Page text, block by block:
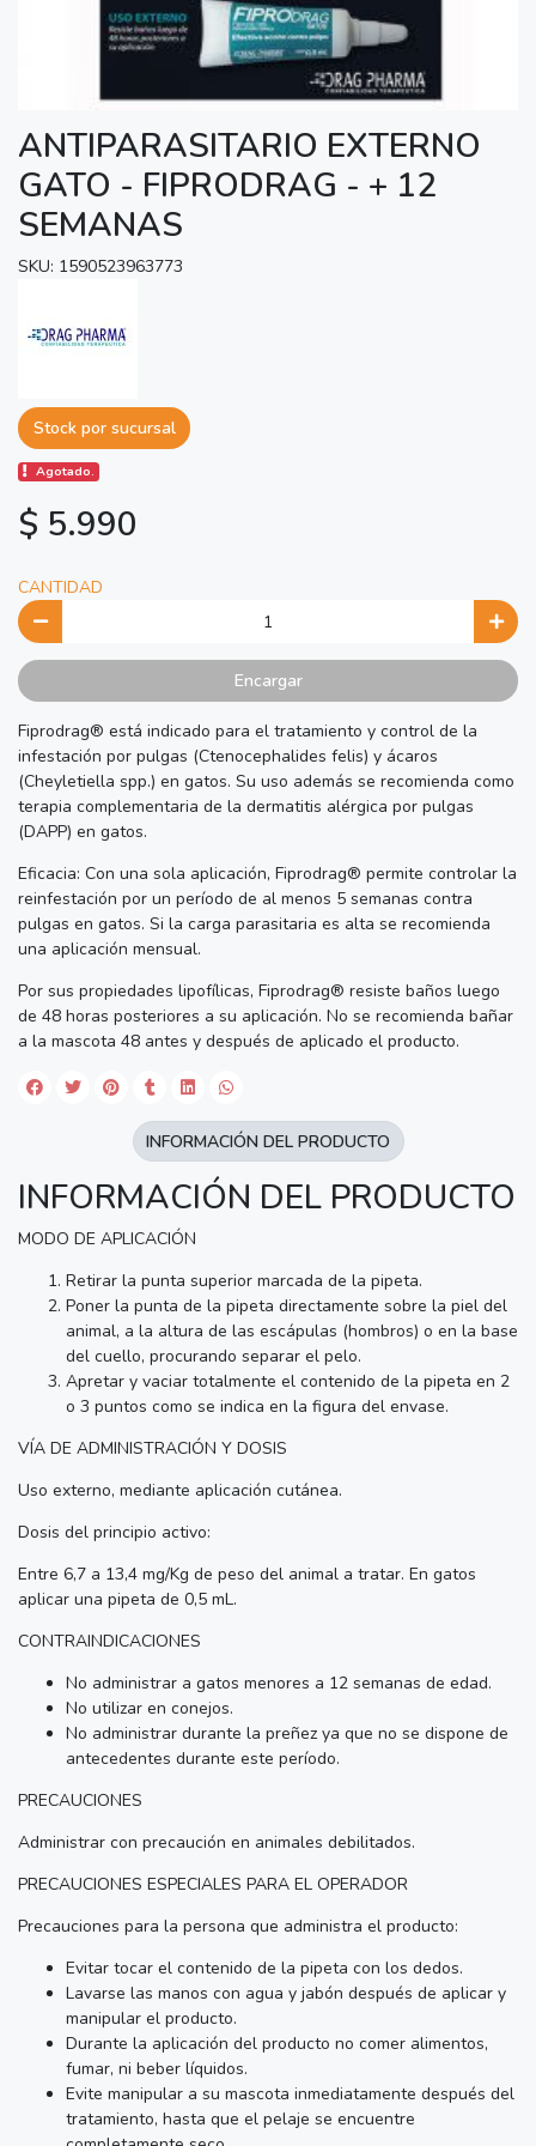
ANTIPARASITARIO EXTERNO
GATO - FIPRODRAG - + 12
SEMANAS
SKU: 1590523963773
Stock por sucursal
Agotado.
$ 5.990
CANTIDAD
Encargar
Fiprodrag® está indicado para el tratamiento y control de la
infestación por pulgas (Ctenocephalides felis) y ácaros
(Cheyletiella spp.) en gatos. Su uso además se recomienda como
terapia complementaria de la dermatitis alérgica por pulgas
(DAPP) en gatos.
Eficacia: Con una sola aplicación, Fiprodrag® permite controlar la
reinfestación por un período de al menos 5 semanas contra
pulgas en gatos. Si la carga parasitaria es alta se recomienda
una aplicación mensual.
Por sus propiedades lipofílicas, Fiprodrag® resiste baños luego
de 48 horas posteriores a su aplicación. No se recomienda bañar
a la mascota 48 antes y después de aplicado el producto.
INFORMACIÓN DEL PRODUCTO
MODO DE APLICACIÓN
Retirar la punta superior marcada de la pipeta.
Poner la punta de la pipeta directamente sobre la piel del
animal, a la altura de las escápulas (hombros) o en la base
del cuello, procurando separar el pelo.
Apretar y vaciar totalmente el contenido de la pipeta en 2
o 3 puntos como se indica en la figura del envase.
VÍA DE ADMINISTRACIÓN Y DOSIS
Uso externo, mediante aplicación cutánea.
Dosis del principio activo:
Entre 6,7 a 13,4 mg/Kg de peso del animal a tratar. En gatos
aplicar una pipeta de 0,5 mL.
CONTRAINDICACIONES
No administrar a gatos menores a 12 semanas de edad.
No utilizar en conejos.
No administrar durante la preñez ya que no se dispone de
antecedentes durante este período.
PRECAUCIONES
Administrar con precaución en animales debilitados.
PRECAUCIONES ESPECIALES PARA EL OPERADOR
Precauciones para la persona que administra el producto:
Evitar tocar el contenido de la pipeta con los dedos.
Lavarse las manos con agua y jabón después de aplicar y
manipular el producto.
Durante la aplicación del producto no comer alimentos,
fumar, ni beber líquidos.
Evite manipular a su mascota inmediatamente después del
tratamiento, hasta que el pelaje se encuentre
INFORMACIÓN DEL PRODUCTO